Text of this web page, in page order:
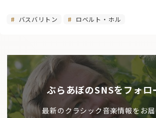
バスバリトン ロベルト・ホル
ぶらあぼのSNSをフォロ
最新のクラシック音楽情報をお